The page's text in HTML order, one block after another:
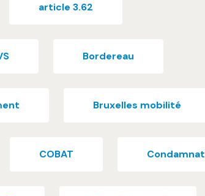
article 3.62
Bordereau
Bruxelles mobilité
COBAT